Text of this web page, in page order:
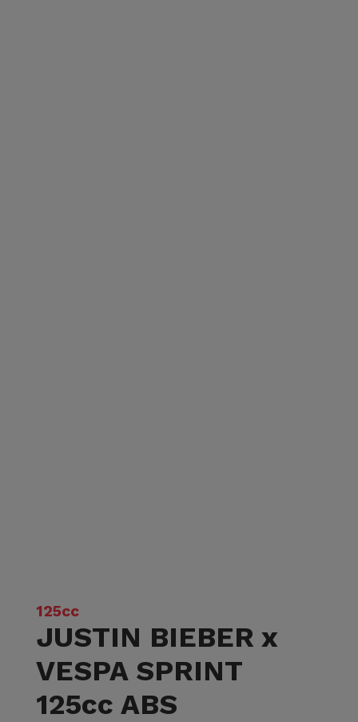
125cc
JUSTIN BIEBER x
VESPA SPRINT
125cc ABS